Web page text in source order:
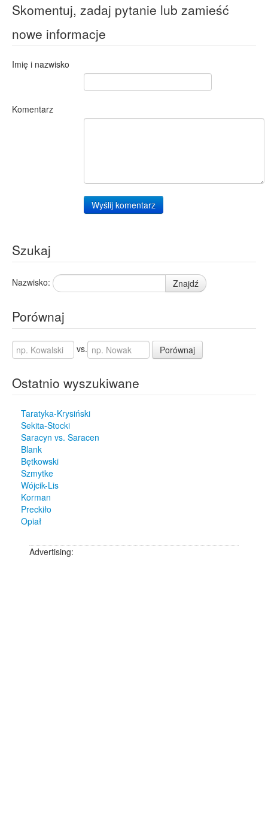
Skomentuj, zadaj pytanie lub zamieść
nowe informacje
Imię i nazwisko
Komentarz
Wyślij komentarz
Szukaj
Nazwisko: Znajdź
Porównaj
vs. Porównaj
Ostatnio wyszukiwane
Taratyka-Krysiński
Sekita-Stocki
Saracyn vs. Saracen
Blank
Bętkowski
Szmytke
Wójcik-Lis
Korman
Preckiło
Opiał
Advertising: